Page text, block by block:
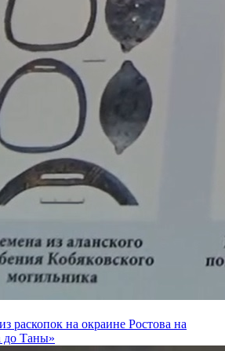
раскопок на окраине Ростова на
до Таны»